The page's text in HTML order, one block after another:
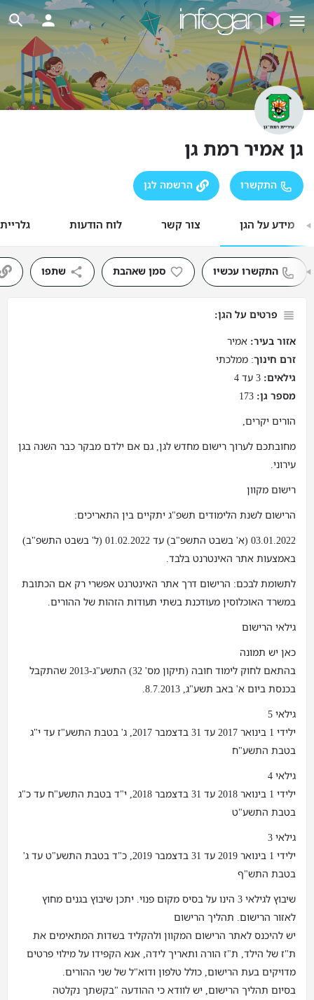
גן אמיר רמת גן
התקשרו הרשמה לגן
מידע על הגן צור קשר לוח הודעות
התקשרו עכשיו סמן שאהבת שתפו
פרטים על הגן:
אזור בעיר: אמיר
זרם חינוך: ממלכתי
גילאים:
מספר גן: 173
הורים יקרים,
מחובתכם לערוך רישום מחדש לגן, גם אם ילדם מבקר כבר השנה בגן
עירוני.
רישום מקוון
הרישום לשנת הלימודים תשפ"ג יתקיים בין התאריכים:
03.01.2022 (א' בשבט התשפ"ב) עד 01.02.2022 (ל' בשבט התשפ"ב)
באמצעות אתר האינטרנט בלבד.
לתשומת לבכם: הרישום דרך אתר האינטרנט אפשרי רק אם הכתובת
במשרד האוכלוסין מעודכנת בשתי תעודות הזהות של ההורים.
גילאי הרישום
כאן יש תמונה
בהתאם לחוק לימוד חובה (תיקון מס' 32) התשע"ג-2013 שהתקבל
בכנסת ביום א' באב תשע"ג, 8.7.2013.
גילאי 5
ילידי 1 בינואר 2017 עד 31 בדצמבר 2017, ג' בטבת התשע"ז עד י"ג
בטבת התשע"ח
גילאי 4
ילידי 1 בינואר 2018 עד 31 בדצמבר 2018, י"ד בטבת התשע"ח עד כ"ג
בטבת התשע"ט
גילאי 3
ילידי 1 בינואר 2019 עד 31 בדצמבר 2019, כ"ד בטבת התשע"ט עד ג'
בטבת התש"ף
שיבוץ לגילאי 3 הינו על בסיס מקום פנוי. יתכן שיבוץ בגנים מחוץ
לאזור הרישום. תהליך הרישום
יש להיכנס לאתר הרישום המקוון ולהקליד בשדות המתאימים את
ת"ז של הילד, ת"ז הורה ותאריך לידה, אנא הקפידו על מילוי פרטים
מדויקים בעת הרישום, כולל טלפון ודוא"ל של שני ההורים.
בסיום תהליך הרישום, יש לוודא כי ההודעה "בקשתך נקלטה